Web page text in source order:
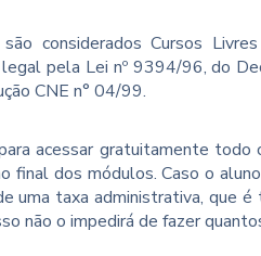
considerados Cursos
pela Lei nº 9394/96, do
CNE n° 04/99.
acessar gratuitamente todo
final dos módulos. Caso o
uma taxa administrativa, que
não o impedirá de fazer